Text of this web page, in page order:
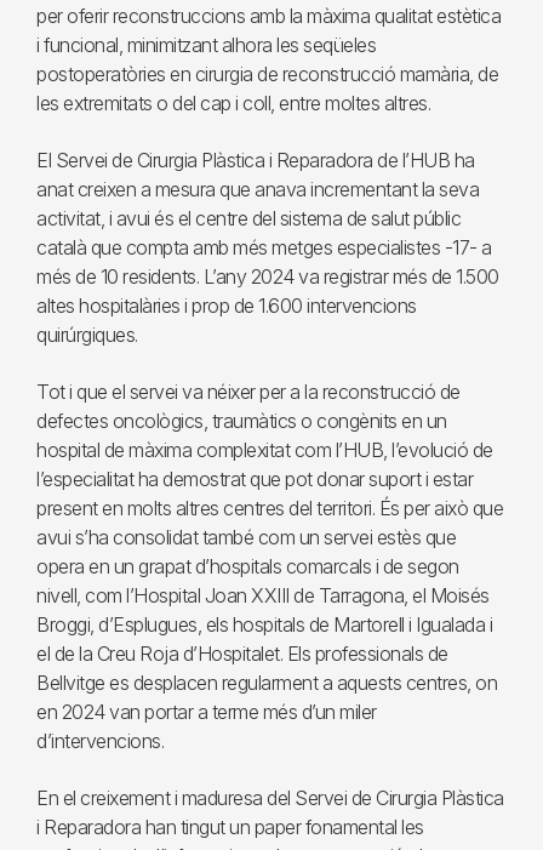
per oferir reconstruccions amb la màxima qualitat estètica
i funcional, minimitzant alhora les seqüeles
postoperatòries en cirurgia de reconstrucció mamària, de
les extremitats o del cap i coll, entre moltes altres.
El Servei de Cirurgia Plàstica i Reparadora de l’HUB ha
anat creixen a mesura que anava incrementant la seva
activitat, i avui és el centre del sistema de salut públic
català que compta amb més metges especialistes -17- a
més de 10 residents. L’any 2024 va registrar més de 1.500
altes hospitalàries i prop de 1.600 intervencions
quirúrgiques.
Tot i que el servei va néixer per a la reconstrucció de
defectes oncològics, traumàtics o congènits en un
hospital de màxima complexitat com l’HUB, l’evolució de
l’especialitat ha demostrat que pot donar suport i estar
present en molts altres centres del territori. És per això que
avui s’ha consolidat també com un servei estès que
opera en un grapat d’hospitals comarcals i de segon
nivell, com l’Hospital Joan XXIII de Tarragona, el Moisés
Broggi, d’Esplugues, els hospitals de Martorell i Igualada i
el de la Creu Roja d’Hospitalet. Els professionals de
Bellvitge es desplacen regularment a aquests centres, on
en 2024 van portar a terme més d’un miler
d’intervencions.
En el creixement i maduresa del Servei de Cirurgia Plàstica
i Reparadora han tingut un paper fonamental les